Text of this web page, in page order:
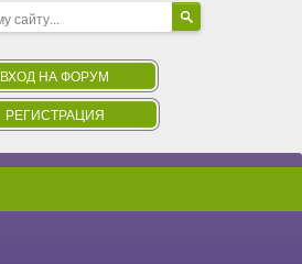
ВХОД НА ФОРУМ
РЕГИСТРАЦИЯ